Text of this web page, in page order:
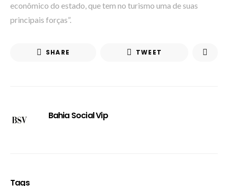
econômico do estado, que tem no turismo uma de suas
principais forças”.
SHARE TWEET
Bahia Social Vip
Tags